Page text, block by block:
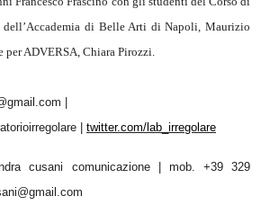
dell’Accademia di Belle Arti di Napoli, Maurizio
per ADVERSA, Chiara Pirozzi.
| twitter.com/lab_irregolare
cusani comunicazione | mob. +39 329